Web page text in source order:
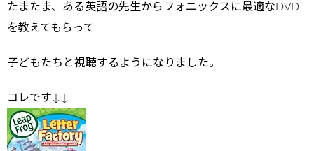
たまたま、ある英語の先生からフォニックスに最適なDVD
を教えてもらって
子どもたちと視聴するようになりました。
コレです↓↓